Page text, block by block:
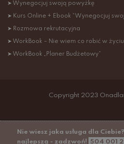
Nie wiesz jaka usługa dla
najlepszą - zadzwoń!
504 001
➤ Wynegocjuj swoją powyżkę
➤ Kurs Online + Ebook “Wynegocjuj
➤ Rozmowa rekrutacyjna
➤ WorkBook – Nie wiem co robić w życiu
➤ WorkBook „Planer Budżetowy”
Copyright 2023